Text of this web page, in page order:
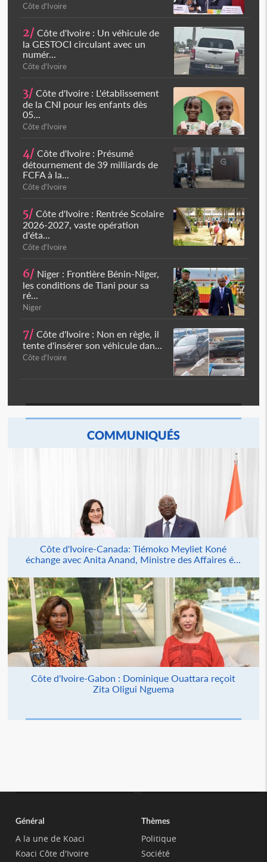
Côte d'Ivoire
2/ Côte d'Ivoire : Un véhicule de
la GESTOCI circulant avec un
numér...
Côte d'Ivoire
3/ Côte d'Ivoire : L'établissement
de la CNI pour les enfants dès
05...
Côte d'Ivoire
4/ Côte d'Ivoire : Présumé
détournement de 39 milliards de
FCFA à la...
Côte d'Ivoire
5/ Côte d'Ivoire : Rentrée Scolaire
2026-2027, vaste opération
d'éta...
Côte d'Ivoire
6/ Niger : Frontière Bénin-Niger,
les conditions de Tiani pour sa
ré...
Niger
7/ Côte d'Ivoire : Non en règle, il
tente d'insérer son véhicule dan...
Côte d'Ivoire
COMMUNIQUÉS
Côte d'Ivoire-Canada: Tiémoko Meyliet Koné
échange avec Anita Anand, Ministre des Affaires é...
Côte d'Ivoire-Gabon : Dominique Ouattara reçoit
Zita Oligui Nguema
Général
A la une de Koaci
Koaci Côte d'Ivoire
Thèmes
Politique
Société